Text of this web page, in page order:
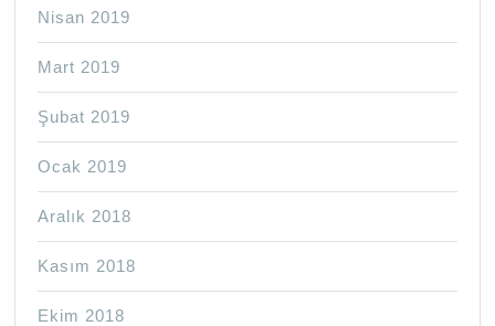
Nisan 2019
Mart 2019
Şubat 2019
Ocak 2019
Aralık 2018
Kasım 2018
Ekim 2018